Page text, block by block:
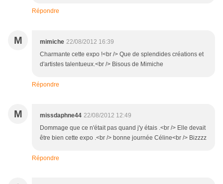
Répondre
M mimiche 22/08/2012 16:39
Charmante cette expo !<br /> Que de splendides créations et
d'artistes talentueux.<br /> Bisous de Mimiche
Répondre
M missdaphne44 22/08/2012 12:49
Dommage que ce n'était pas quand j'y étais .<br /> Elle devait
être bien cette expo .<br /> bonne journée Céline<br /> Bizzzz
Répondre